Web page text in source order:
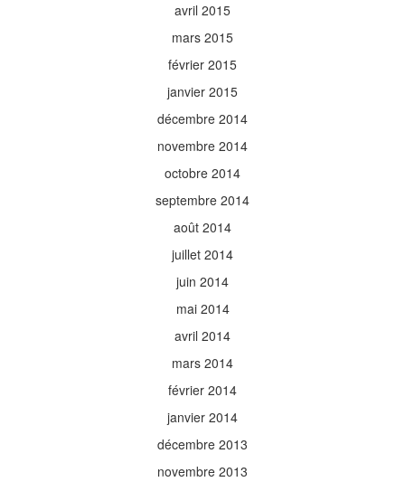
avril 2015
mars 2015
février 2015
janvier 2015
décembre 2014
novembre 2014
octobre 2014
septembre 2014
août 2014
juillet 2014
juin 2014
mai 2014
avril 2014
mars 2014
février 2014
janvier 2014
décembre 2013
novembre 2013